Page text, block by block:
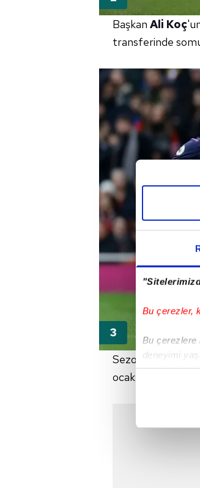
Bu çerezler,
Bu çerezlere
deneyimi
içerikleri
Her
Başkan Ali Koç
transferinde
Sezon sonunda
ocak ayında